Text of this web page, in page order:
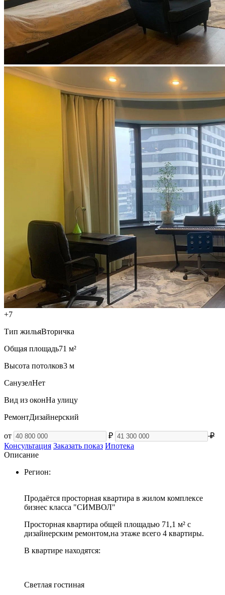
+7
Тип жильяВторичка
Общая площадь71 м²
Высота потолков3 м
СанузелНет
Вид из оконНа улицу
РемонтДизайнерский
от ₽
₽
Консультация Заказать показ Ипотека
Описание
Регион:
Продаётся просторная квартира в жилом комплексе
бизнес класса "СИМВОЛ"
Просторная квартира общей площадью 71,1 м² с
дизайнерским ремонтом,на этаже всего 4 квартиры.
В квартире находятся:
Светлая гостиная